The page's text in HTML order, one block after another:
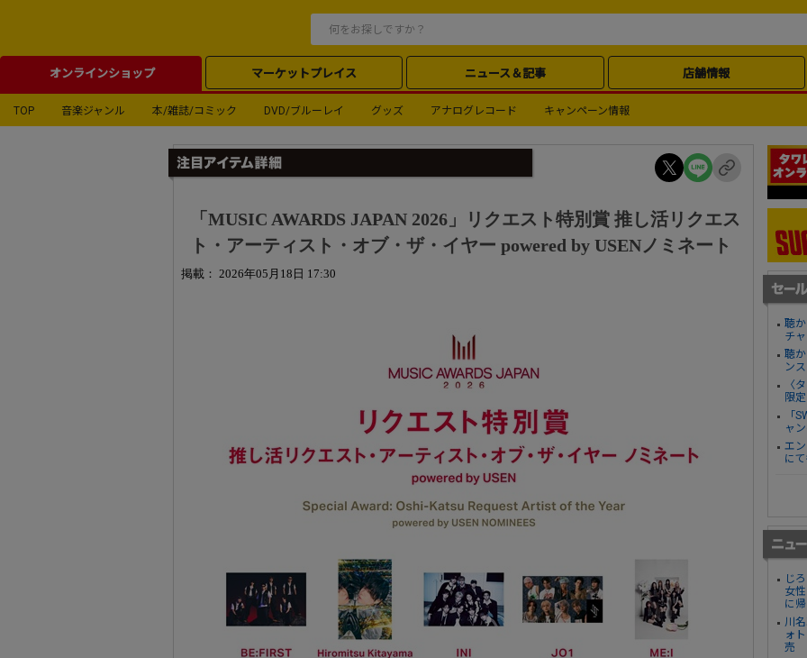
オンラインショップ マーケットプレイス ニュース＆記事 店舗情報
TOP 音楽ジャンル 本/雑誌/コミック DVD/ブルーレイ グッズ アナログレコード キャンペーン情報
「MUSIC AWARDS JAPAN 2026」リクエスト特別賞 推し活リクエス
ト・アーティスト・オブ・ザ・イヤー powered by USENノミネート
掲載： 2026年05月18日 17:30
聴
チ
聴
ン
〈
限
「
ャ
エ
に
じ
女
に
川
ォ
売